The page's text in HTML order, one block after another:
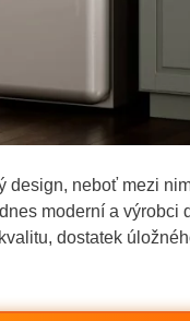
design, neboť mezi
moderní a výrobci
dostatek